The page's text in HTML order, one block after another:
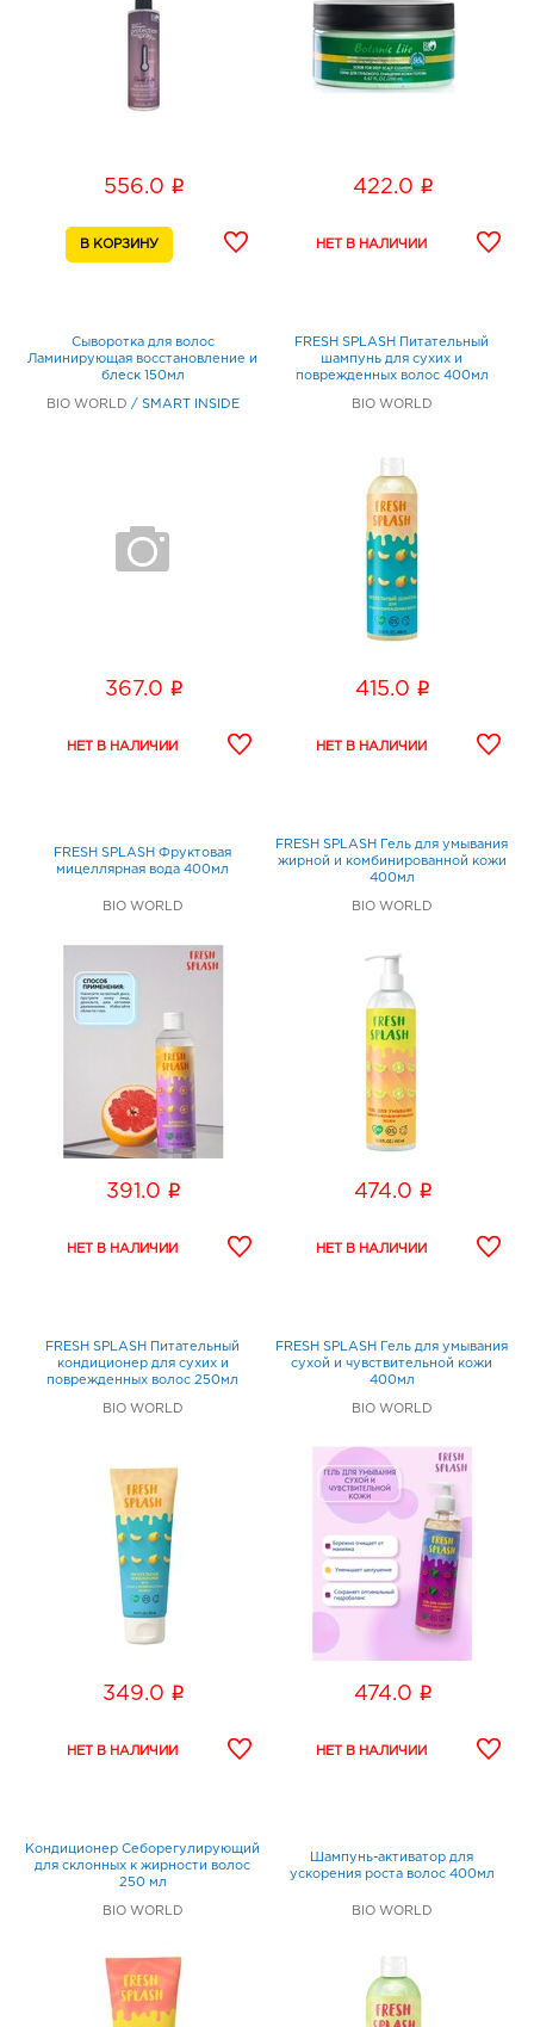
556.0 i 422.0 i
Сыворотка для волос
Ламинирующая восстановление и
блеск 150мл
BIO WORLD / SMART INSIDE
367.0 i
FRESH SPLASH Питательный
шампунь для сухих и
поврежденных волос 400мл
BIO WORLD
415.0 i
FRESH SPLASH Фруктовая
мицеллярная вода 400мл
BIO WORLD
391.0 i
FRESH SPLASH Гель для умывания
жирной и комбинированной кожи
400мл
BIO WORLD
474.0 i
FRESH SPLASH Питательный
кондиционер для сухих и
поврежденных волос 250мл
BIO WORLD
349.0 i
FRESH SPLASH Гель для умывания
сухой и чувствительной кожи
400мл
BIO WORLD
474.0 i
Кондиционер Себорегулирующий
для склонных к жирности волос
250 мл
BIO WORLD
Шампунь-активатор для
ускорения роста волос 400мл
BIO WORLD